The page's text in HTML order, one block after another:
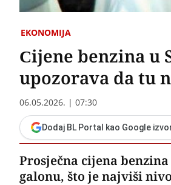
EKONOMIJA
Cijene benzina u
upozorava da tu
06.05.2026. | 07:30
Dodaj BL Portal kao Google
Prosječna cijena
galonu, što je najviši